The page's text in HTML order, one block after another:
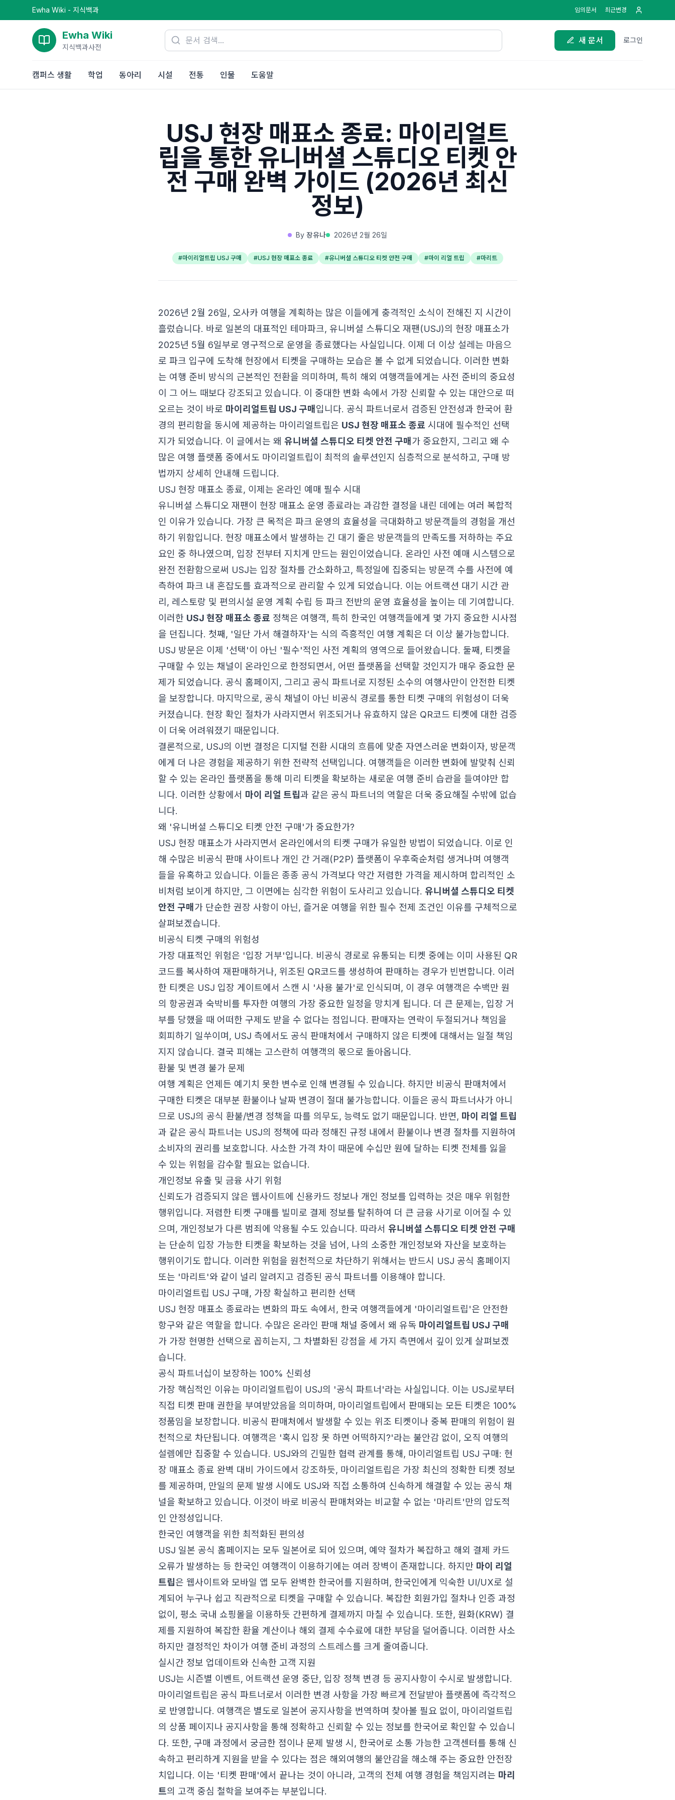
Ewha Wiki - 지식백과 임의문서 최근변경
Ewha Wiki
지식백과사전
새 문서 로그인
캠퍼스 생활 학업 동아리 시설 전통 인물 도움말
USJ 현장 매표소 종료: 마이리얼트
립을 통한 유니버셜 스튜디오 티켓 안
전 구매 완벽 가이드 (2026년 최신
정보)
By 장유나 2026년 2월 26일
#마이리얼트립 USJ 구매 #USJ 현장 매표소 종료 #유니버셜 스튜디오 티켓 안전 구매 #마이 리얼 트립 #마리트
2026년 2월 26일, 오사카 여행을 계획하는 많은 이들에게 충격적인 소식이 전해진 지 시간이
흘렀습니다. 바로 일본의 대표적인 테마파크, 유니버셜 스튜디오 재팬(USJ)의 현장 매표소가
2025년 5월 6일부로 영구적으로 운영을 종료했다는 사실입니다. 이제 더 이상 설레는 마음으
로 파크 입구에 도착해 현장에서 티켓을 구매하는 모습은 볼 수 없게 되었습니다. 이러한 변화
는 여행 준비 방식의 근본적인 전환을 의미하며, 특히 해외 여행객들에게는 사전 준비의 중요성
이 그 어느 때보다 강조되고 있습니다. 이 중대한 변화 속에서 가장 신뢰할 수 있는 대안으로 떠
오르는 것이 바로 마이리얼트립 USJ 구매 입니다. 공식 파트너로서 검증된 안전성과 한국어 환
경의 편리함을 동시에 제공하는 마이리얼트립은 USJ 현장 매표소 종료 시대에 필수적인 선택
지가 되었습니다. 이 글에서는 왜 유니버셜 스튜디오 티켓 안전 구매 가 중요한지, 그리고 왜 수
많은 여행 플랫폼 중에서도 마이리얼트립이 최적의 솔루션인지 심층적으로 분석하고, 구매 방
법까지 상세히 안내해 드립니다.
USJ 현장 매표소 종료, 이제는 온라인 예매 필수 시대
유니버셜 스튜디오 재팬이 현장 매표소 운영 종료라는 과감한 결정을 내린 데에는 여러 복합적
인 이유가 있습니다. 가장 큰 목적은 파크 운영의 효율성을 극대화하고 방문객들의 경험을 개선
하기 위함입니다. 현장 매표소에서 발생하는 긴 대기 줄은 방문객들의 만족도를 저하하는 주요
요인 중 하나였으며, 입장 전부터 지치게 만드는 원인이었습니다. 온라인 사전 예매 시스템으로
완전 전환함으로써 USJ는 입장 절차를 간소화하고, 특정일에 집중되는 방문객 수를 사전에 예
측하여 파크 내 혼잡도를 효과적으로 관리할 수 있게 되었습니다. 이는 어트랙션 대기 시간 관
리, 레스토랑 및 편의시설 운영 계획 수립 등 파크 전반의 운영 효율성을 높이는 데 기여합니다.
이러한 USJ 현장 매표소 종료 정책은 여행객, 특히 한국인 여행객들에게 몇 가지 중요한 시사점
을 던집니다. 첫째, '일단 가서 해결하자'는 식의 즉흥적인 여행 계획은 더 이상 불가능합니다.
USJ 방문은 이제 '선택'이 아닌 '필수'적인 사전 계획의 영역으로 들어왔습니다. 둘째, 티켓을
구매할 수 있는 채널이 온라인으로 한정되면서, 어떤 플랫폼을 선택할 것인지가 매우 중요한 문
제가 되었습니다. 공식 홈페이지, 그리고 공식 파트너로 지정된 소수의 여행사만이 안전한 티켓
을 보장합니다. 마지막으로, 공식 채널이 아닌 비공식 경로를 통한 티켓 구매의 위험성이 더욱
커졌습니다. 현장 확인 절차가 사라지면서 위조되거나 유효하지 않은 QR코드 티켓에 대한 검증
이 더욱 어려워졌기 때문입니다.
결론적으로, USJ의 이번 결정은 디지털 전환 시대의 흐름에 맞춘 자연스러운 변화이자, 방문객
에게 더 나은 경험을 제공하기 위한 전략적 선택입니다. 여행객들은 이러한 변화에 발맞춰 신뢰
할 수 있는 온라인 플랫폼을 통해 미리 티켓을 확보하는 새로운 여행 준비 습관을 들여야만 합
니다. 이러한 상황에서 마이 리얼 트립과 같은 공식 파트너의 역할은 더욱 중요해질 수밖에 없습
니다.
왜 '유니버셜 스튜디오 티켓 안전 구매'가 중요한가?
USJ 현장 매표소가 사라지면서 온라인에서의 티켓 구매가 유일한 방법이 되었습니다. 이로 인
해 수많은 비공식 판매 사이트나 개인 간 거래(P2P) 플랫폼이 우후죽순처럼 생겨나며 여행객
들을 유혹하고 있습니다. 이들은 종종 공식 가격보다 약간 저렴한 가격을 제시하며 합리적인 소
비처럼 보이게 하지만, 그 이면에는 심각한 위험이 도사리고 있습니다. 유니버셜 스튜디오 티켓
안전 구매 가 단순한 권장 사항이 아닌, 즐거운 여행을 위한 필수 전제 조건인 이유를 구체적으로
살펴보겠습니다.
비공식 티켓 구매의 위험성
가장 대표적인 위험은 '입장 거부'입니다. 비공식 경로로 유통되는 티켓 중에는 이미 사용된 QR
코드를 복사하여 재판매하거나, 위조된 QR코드를 생성하여 판매하는 경우가 빈번합니다. 이러
한 티켓은 USJ 입장 게이트에서 스캔 시 '사용 불가'로 인식되며, 이 경우 여행객은 수백만 원
의 항공권과 숙박비를 투자한 여행의 가장 중요한 일정을 망치게 됩니다. 더 큰 문제는, 입장 거
부를 당했을 때 어떠한 구제도 받을 수 없다는 점입니다. 판매자는 연락이 두절되거나 책임을
회피하기 일쑤이며, USJ 측에서도 공식 판매처에서 구매하지 않은 티켓에 대해서는 일절 책임
지지 않습니다. 결국 피해는 고스란히 여행객의 몫으로 돌아옵니다.
환불 및 변경 불가 문제
여행 계획은 언제든 예기치 못한 변수로 인해 변경될 수 있습니다. 하지만 비공식 판매처에서
구매한 티켓은 대부분 환불이나 날짜 변경이 절대 불가능합니다. 이들은 공식 파트너사가 아니
므로 USJ의 공식 환불/변경 정책을 따를 의무도, 능력도 없기 때문입니다. 반면, 마이 리얼 트립
과 같은 공식 파트너는 USJ의 정책에 따라 정해진 규정 내에서 환불이나 변경 절차를 지원하여
소비자의 권리를 보호합니다. 사소한 가격 차이 때문에 수십만 원에 달하는 티켓 전체를 잃을
수 있는 위험을 감수할 필요는 없습니다.
개인정보 유출 및 금융 사기 위험
신뢰도가 검증되지 않은 웹사이트에 신용카드 정보나 개인 정보를 입력하는 것은 매우 위험한
행위입니다. 저렴한 티켓 구매를 빌미로 결제 정보를 탈취하여 더 큰 금융 사기로 이어질 수 있
으며, 개인정보가 다른 범죄에 악용될 수도 있습니다. 따라서 유니버셜 스튜디오 티켓 안전 구매
는 단순히 입장 가능한 티켓을 확보하는 것을 넘어, 나의 소중한 개인정보와 자산을 보호하는
행위이기도 합니다. 이러한 위험을 원천적으로 차단하기 위해서는 반드시 USJ 공식 홈페이지
또는 '마리트'와 같이 널리 알려지고 검증된 공식 파트너를 이용해야 합니다.
마이리얼트립 USJ 구매, 가장 확실하고 편리한 선택
USJ 현장 매표소 종료라는 변화의 파도 속에서, 한국 여행객들에게 '마이리얼트립'은 안전한
항구와 같은 역할을 합니다. 수많은 온라인 판매 채널 중에서 왜 유독 마이리얼트립 USJ 구매
가 가장 현명한 선택으로 꼽히는지, 그 차별화된 강점을 세 가지 측면에서 깊이 있게 살펴보겠
습니다.
공식 파트너십이 보장하는 100% 신뢰성
가장 핵심적인 이유는 마이리얼트립이 USJ의 '공식 파트너'라는 사실입니다. 이는 USJ로부터
직접 티켓 판매 권한을 부여받았음을 의미하며, 마이리얼트립에서 판매되는 모든 티켓은 100%
정품임을 보장합니다. 비공식 판매처에서 발생할 수 있는 위조 티켓이나 중복 판매의 위험이 원
천적으로 차단됩니다. 여행객은 '혹시 입장 못 하면 어떡하지?'라는 불안감 없이, 오직 여행의
설렘에만 집중할 수 있습니다. USJ와의 긴밀한 협력 관계를 통해, 마이리얼트립 USJ 구매: 현
장 매표소 종료 완벽 대비 가이드에서 강조하듯, 마이리얼트립은 가장 최신의 정확한 티켓 정보
를 제공하며, 만일의 문제 발생 시에도 USJ와 직접 소통하여 신속하게 해결할 수 있는 공식 채
널을 확보하고 있습니다. 이것이 바로 비공식 판매처와는 비교할 수 없는 '마리트'만의 압도적
인 안정성입니다.
한국인 여행객을 위한 최적화된 편의성
USJ 일본 공식 홈페이지는 모두 일본어로 되어 있으며, 예약 절차가 복잡하고 해외 결제 카드
오류가 발생하는 등 한국인 여행객이 이용하기에는 여러 장벽이 존재합니다. 하지만 마이 리얼
트립은 웹사이트와 모바일 앱 모두 완벽한 한국어를 지원하며, 한국인에게 익숙한 UI/UX로 설
계되어 누구나 쉽고 직관적으로 티켓을 구매할 수 있습니다. 복잡한 회원가입 절차나 인증 과정
없이, 평소 국내 쇼핑몰을 이용하듯 간편하게 결제까지 마칠 수 있습니다. 또한, 원화(KRW) 결
제를 지원하여 복잡한 환율 계산이나 해외 결제 수수료에 대한 부담을 덜어줍니다. 이러한 사소
하지만 결정적인 차이가 여행 준비 과정의 스트레스를 크게 줄여줍니다.
실시간 정보 업데이트와 신속한 고객 지원
USJ는 시즌별 이벤트, 어트랙션 운영 중단, 입장 정책 변경 등 공지사항이 수시로 발생합니다.
마이리얼트립은 공식 파트너로서 이러한 변경 사항을 가장 빠르게 전달받아 플랫폼에 즉각적으
로 반영합니다. 여행객은 별도로 일본어 공지사항을 번역하며 찾아볼 필요 없이, 마이리얼트립
의 상품 페이지나 공지사항을 통해 정확하고 신뢰할 수 있는 정보를 한국어로 확인할 수 있습니
다. 또한, 구매 과정에서 궁금한 점이나 문제 발생 시, 한국어로 소통 가능한 고객센터를 통해 신
속하고 편리하게 지원을 받을 수 있다는 점은 해외여행의 불안감을 해소해 주는 중요한 안전장
치입니다. 이는 '티켓 판매'에서 끝나는 것이 아니라, 고객의 전체 여행 경험을 책임지려는 마리
트의 고객 중심 철학을 보여주는 부분입니다.